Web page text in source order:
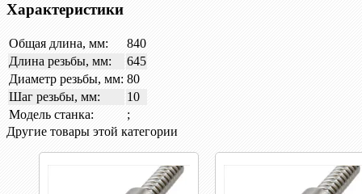
Характеристики
Общая длина, мм:
840
Длина резьбы, мм:
645
Диаметр резьбы, мм: 80
Шаг резьбы, мм:
10
Модель станка:
;
Другие товары этой категории